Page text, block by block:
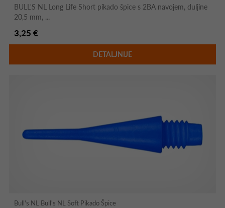
BULL'S NL Long Life Short pikado špice s 2BA navojem, duljine
20,5 mm, ...
3,25 €
DETALJNIJE
Bull's NL Bull's NL Soft Pikado Špice